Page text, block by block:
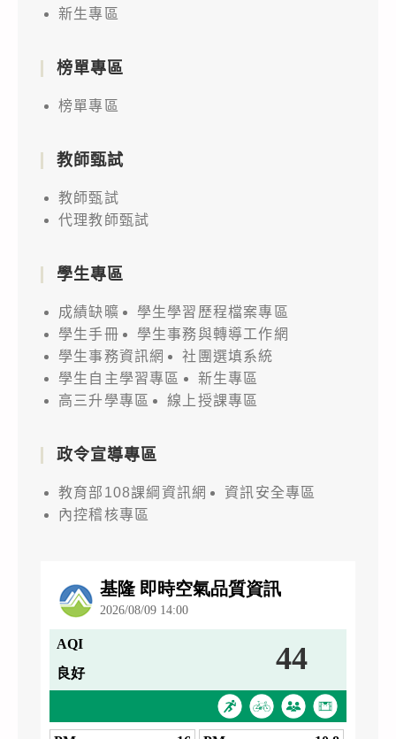
新生專區
榜單專區
榜單專區
教師甄試
教師甄試
代理教師甄試
學生專區
成績缺曠
學生學習歷程檔案專區
學生手冊
學生事務與轉導工作網
學生事務資訊網
社團選填系統
學生自主學習專區
新生專區
高三升學專區
線上授課專區
政令宣導專區
教育部108課綱資訊網
資訊安全專區
內控稽核專區